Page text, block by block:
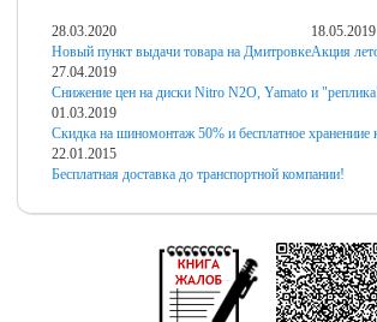
28.03.2020
Новый пункт выдачи товара на Дмитровке
18.05.2019
Акция
27.04.2019
Снижение цен на диски Nitro N2O, Yamato и
01.03.2019
Скидка на шиномонтаж 50% и бесплатное хранениие
22.01.2015
Бесплатная доставка до транспортной компании!